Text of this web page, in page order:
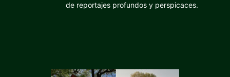
de reportajes profundos y perspicaces.